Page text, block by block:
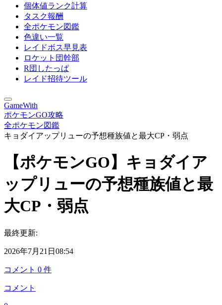
個体値ランク計算
タスク報酬
全ポケモン図鑑
色違い一覧
レイドボス早見表
ロケット団幹部
R団したっぱ
レイド招待ツール
GameWith
ポケモンGO攻略
全ポケモン図鑑
キョダイアップリューの予想種族値と最大CP・弱点
【ポケモンGO】キョダイア
ップリューの予想種族値と最
大CP・弱点
最終更新:
2026年7月21日08:54
コメント 0 件
コメント